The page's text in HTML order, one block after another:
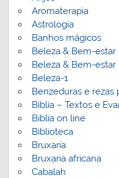
Aromaterapia
Astrologia
Banhos mágicos
Beleza & Bem-estar
Beleza & Bem-estar
Beleza-1
Benzeduras e rezas
Bíblia – Textos e
Biblia on line
Biblioteca
Bruxaria
Bruxaria africana
Cabalah